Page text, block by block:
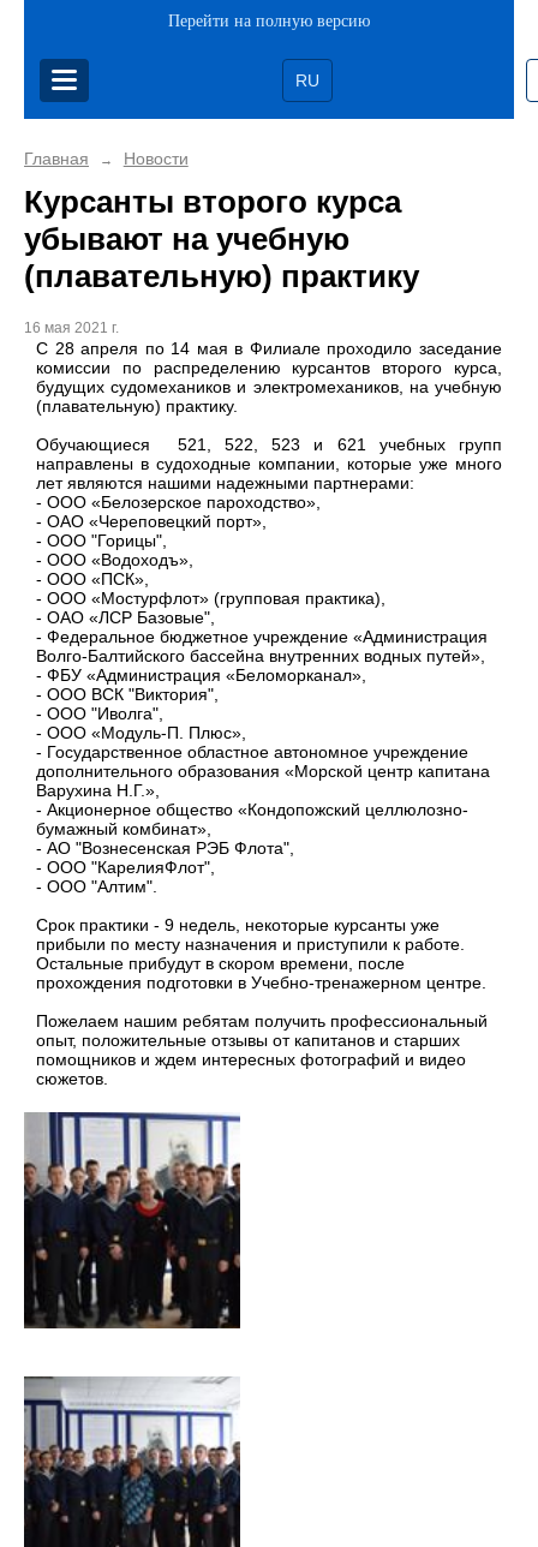
Перейти на полную версию
RU
Главная → Новости
Курсанты второго курса
убывают на учебную
(плавательную) практику
16 мая 2021 г.
С 28 апреля по 14 мая в Филиале проходило заседание
комиссии по распределению курсантов второго курса,
будущих судомехаников и электромехаников, на учебную
(плавательную) практику.
Обучающиеся 521, 522, 523 и 621 учебных групп
направлены в судоходные компании, которые уже много
лет являются нашими надежными партнерами:
- ООО «Белозерское пароходство»,
- ОАО «Череповецкий порт»,
- ООО "Горицы",
- ООО «Водоходъ»,
- ООО «ПСК»,
- ООО «Мостурфлот» (групповая практика),
- ОАО «ЛСР Базовые",
- Федеральное бюджетное учреждение «Администрация
Волго-Балтийского бассейна внутренних водных путей»,
- ФБУ «Администрация «Беломорканал»,
- ООО ВСК "Виктория",
- ООО "Иволга",
- ООО «Модуль-П. Плюс»,
- Государственное областное автономное учреждение
дополнительного образования «Морской центр капитана
Варухина Н.Г.»,
- Акционерное общество «Кондопожский целлюлозно-
бумажный комбинат»,
- АО "Вознесенская РЭБ Флота",
- ООО "КарелияФлот",
- ООО "Алтим".
Срок практики - 9 недель, некоторые курсанты уже
прибыли по месту назначения и приступили к работе.
Остальные прибудут в скором времени, после
прохождения подготовки в Учебно-тренажерном центре.
Пожелаем нашим ребятам получить профессиональный
опыт, положительные отзывы от капитанов и старших
помощников и ждем интересных фотографий и видео
сюжетов.